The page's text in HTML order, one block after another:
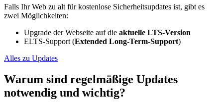
Falls Ihr Web zu alt für kostenlose Sicherheitsupdates ist, gibt es
zwei Möglichkeiten:
Upgrade der Webseite auf die aktuelle LTS-Version
ELTS-Support (Extended Long-Term-Support)
Alles zu Updates
Warum sind regelmäßige Updates
notwendig und wichtig?